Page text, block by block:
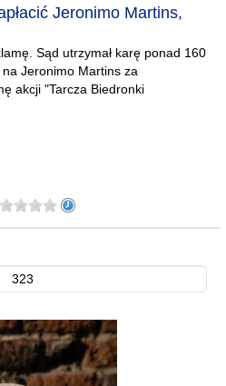
Jeronimo Martins,
Sąd utrzymał karę ponad 160
na Jeronimo Martins za
akcji "Tarcza Biedronki
323